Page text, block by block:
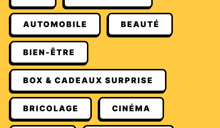
AUTOMOBILE BEAUTÉ
BIEN-ÊTRE
BOX & CADEAUX SURPRISE
BRICOLAGE CINÉMA